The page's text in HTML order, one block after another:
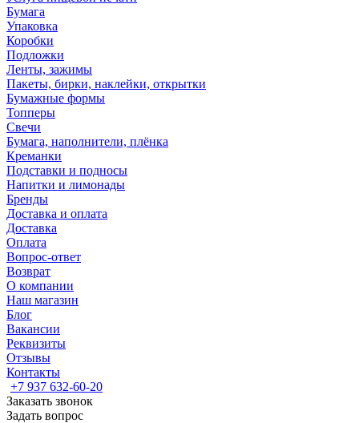
Бумага
Упаковка
Коробки
Подложки
Ленты, зажимы
Пакеты, бирки, наклейки, открытки
Бумажные формы
Топперы
Свечи
Бумага, наполнители, плёнка
Креманки
Подставки и подносы
Напитки и лимонады
Бренды
Доставка и оплата
Доставка
Оплата
Вопрос-ответ
Возврат
О компании
Наш магазин
Блог
Вакансии
Реквизиты
Отзывы
Контакты
+7 937 632-60-20
Заказать звонок
Задать вопрос